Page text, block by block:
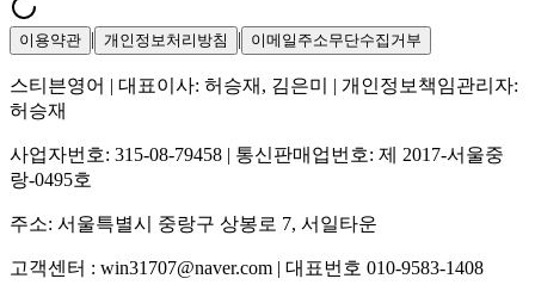
이용약관 | 개인정보처리방침 | 이메일주소무단수집거부
스티븐영어 | 대표이사: 허승재, 김은미
| 개인정보책임관리자:
허승재
사업자번호: 315-08-79458 | 통신판매업번호: 제 2017-서울중
랑-0495호
주소: 서울특별시 중랑구 상봉로 7, 서일타운
고객센터 : win31707@naver.com | 대표번호 010-9583-1408